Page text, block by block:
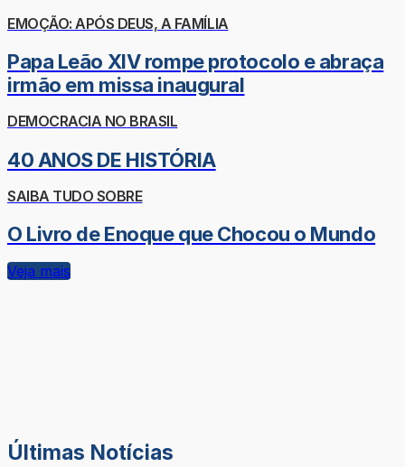
EMOÇÃO: APÓS DEUS, A FAMÍLIA
Papa Leão XIV rompe protocolo e abraça
irmão em missa inaugural
DEMOCRACIA NO BRASIL
40 ANOS DE HISTÓRIA
SAIBA TUDO SOBRE
O Livro de Enoque que Chocou o Mundo
Veja mais
Últimas Notícias